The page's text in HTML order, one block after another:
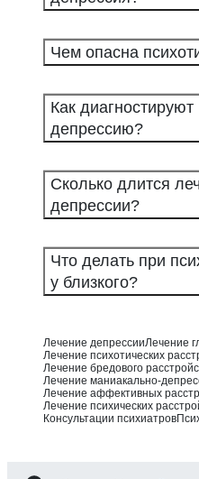
Чем опасна
Как
депрессию?
Сколько длится
депрессии?
Что делать при
у близкого?
Лечение депрессииЛечение
Лечение психотических
Лечение бредового
Лечение маниакально-
Лечение аффективных
Лечение психических
Консультации психиатров